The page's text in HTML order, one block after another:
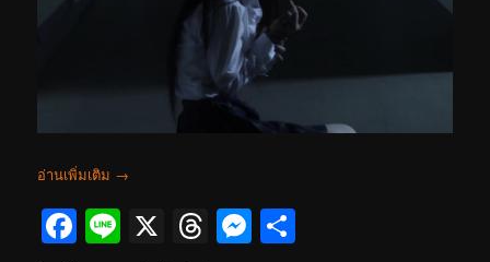
อ่านเพิ่มเติม →
Facebook
Line
X Threads
Messenger